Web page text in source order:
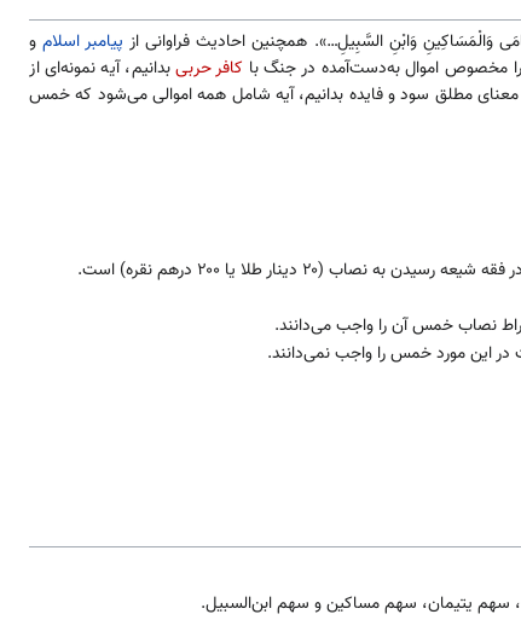
پیامبر اسلامو
مخصوص اموال به‌دست‌آمده در جنگ با کافر حربیبدانیم، آیه نمونه‌ای از
معنای مطلق سود و فایده بدانیم، آیه شامل همه اموالی می‌شود که خمس
معدن: هر آنچه از زمین استخراج شود و ارزش مالی داشته باشد؛ مانند طلا، نقره، مس، نفت، سرب، گوگرد و…. شرط وجوب در فقه شیعه رسیدن به نصاب (۲۰ دینار طلا یا ۲۰۰ درهم نقره) است.
نصاب خمس آن را واجب می‌دانند.
این مورد خمس را واجب نمی‌دانند.
یتیمان، سهم مساکین و سهم ابن‌السبیل.